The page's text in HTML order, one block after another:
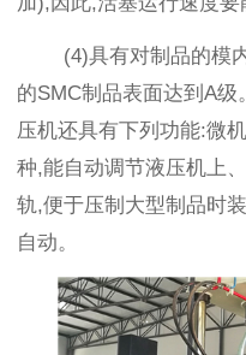
(4)具有对制品的模
的SMC制品表面达到A
压机还具有下列功能:微
种,能自动调节液压机上
轨,便于压制大型制品时
自动。